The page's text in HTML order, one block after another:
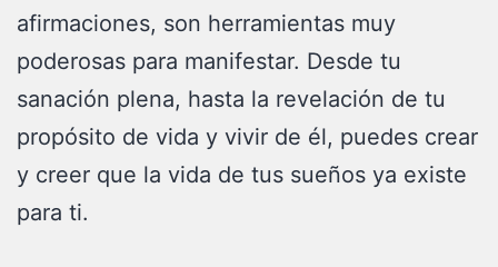
afirmaciones, son herramientas muy
poderosas para manifestar. Desde tu
sanación plena, hasta la revelación de tu
propósito de vida y vivir de él, puedes crear
y creer que la vida de tus sueños ya existe
para ti.